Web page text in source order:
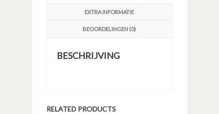
EXTRA INFORMATIE
BEOORDELINGEN (0)
BESCHRIJVING
RELATED PRODUCTS